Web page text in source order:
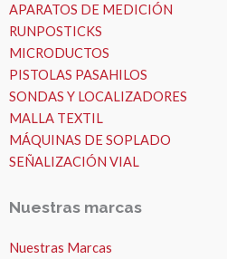
APARATOS DE MEDICIÓN
RUNPOSTICKS
MICRODUCTOS
PISTOLAS PASAHILOS
SONDAS Y LOCALIZADORES
MALLA TEXTIL
MÁQUINAS DE SOPLADO
SEÑALIZACIÓN VIAL
Nuestras marcas
Nuestras Marcas